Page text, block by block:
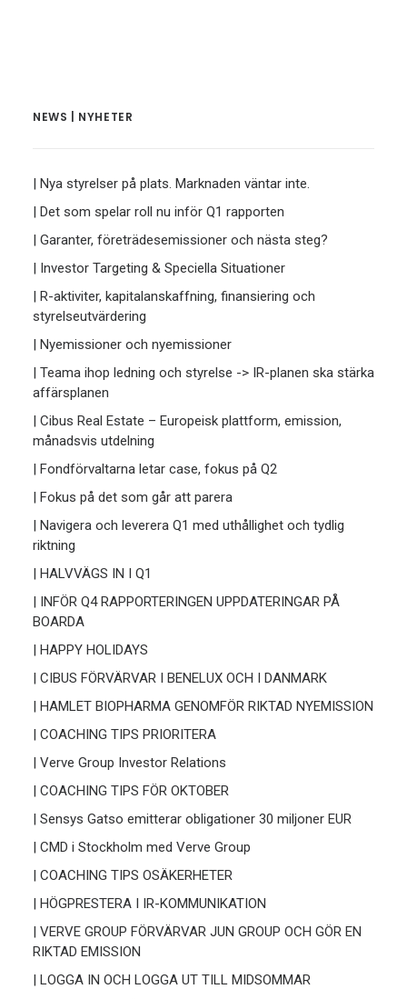
NEWS | NYHETER
| Nya styrelser på plats. Marknaden väntar inte.
| Det som spelar roll nu inför Q1 rapporten
| Garanter, företrädesemissioner och nästa steg?
| Investor Targeting & Speciella Situationer
| R-aktiviter, kapitalanskaffning, finansiering och
styrelseutvärdering
| Nyemissioner och nyemissioner
| Teama ihop ledning och styrelse -> IR-planen ska stärka
affärsplanen
| Cibus Real Estate – Europeisk plattform, emission,
månadsvis utdelning
| Fondförvaltarna letar case, fokus på Q2
| Fokus på det som går att parera
| Navigera och leverera Q1 med uthållighet och tydlig
riktning
| HALVVÄGS IN I Q1
| INFÖR Q4 RAPPORTERINGEN UPPDATERINGAR PÅ
BOARDA
| HAPPY HOLIDAYS
| CIBUS FÖRVÄRVAR I BENELUX OCH I DANMARK
| HAMLET BIOPHARMA GENOMFÖR RIKTAD NYEMISSION
| COACHING TIPS PRIORITERA
| Verve Group Investor Relations
| COACHING TIPS FÖR OKTOBER
| Sensys Gatso emitterar obligationer 30 miljoner EUR
| CMD i Stockholm med Verve Group
| COACHING TIPS OSÄKERHETER
| HÖGPRESTERA I IR-KOMMUNIKATION
| VERVE GROUP FÖRVÄRVAR JUN GROUP OCH GÖR EN
RIKTAD EMISSION
| LOGGA IN OCH LOGGA UT TILL MIDSOMMAR